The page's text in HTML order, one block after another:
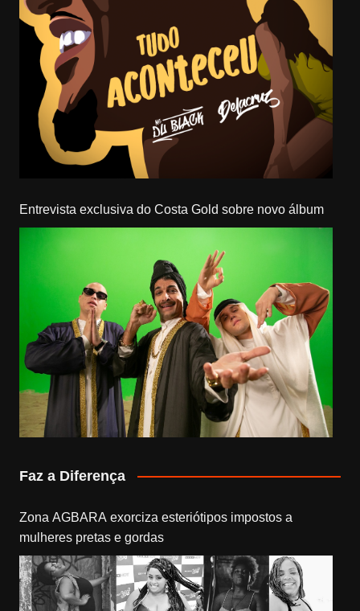
Entrevista exclusiva do Costa Gold sobre novo álbum
Faz a Diferença
Zona AGBARA exorciza esteriótipos impostos a
mulheres pretas e gordas